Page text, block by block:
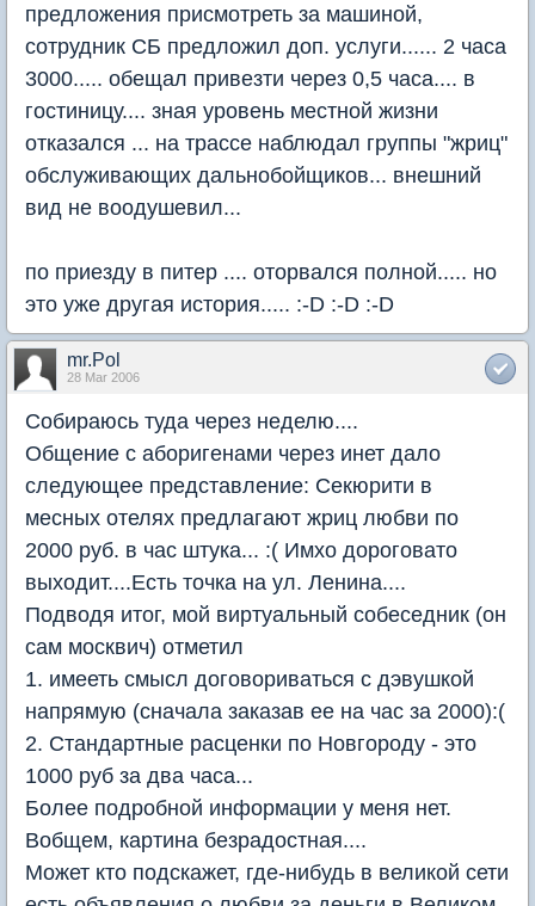
предложения присмотреть за машиной,
сотрудник СБ предложил доп. услуги...... 2 часа
3000..... обещал привезти через 0,5 часа.... в
гостиницу.... зная уровень местной жизни
отказался ... на трассе наблюдал группы "жриц"
обслуживающих дальнобойщиков... внешний
вид не воодушевил...
по приезду в питер .... оторвался полной..... но
это уже другая история..... :-D :-D :-D
mr.Pol
28 Mar 2006
Собираюсь туда через неделю....
Общение с аборигенами через инет дало
следующее представление: Секюрити в
месных отелях предлагают жриц любви по
2000 руб. в час штука... :( Имхо дороговато
выходит....Есть точка на ул. Ленина....
Подводя итог, мой виртуальный собеседник (он
сам москвич) отметил
1. имееть смысл договориваться с дэвушкой
напрямую (сначала заказав ее на час за 2000):(
2. Стандартные расценки по Новгороду - это
1000 руб за два часа...
Более подробной информации у меня нет.
Вобщем, картина безрадостная....
Может кто подскажет, где-нибудь в великой сети